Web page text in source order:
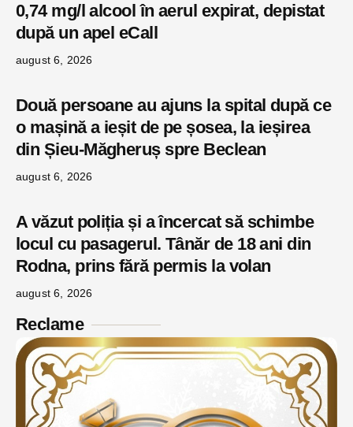
0,74 mg/l alcool în aerul expirat, depistat
după un apel eCall
august 6, 2026
Două persoane au ajuns la spital după ce
o mașină a ieșit de pe șosea, la ieșirea
din Șieu-Măgheruș spre Beclean
august 6, 2026
A văzut poliția și a încercat să schimbe
locul cu pasagerul. Tânăr de 18 ani din
Rodna, prins fără permis la volan
august 6, 2026
Reclame